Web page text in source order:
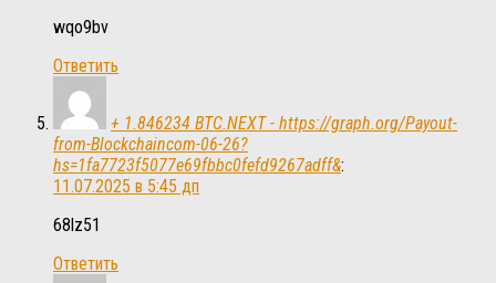
wqo9bv
Ответить
+ 1.846234 BTC.NEXT - https://graph.org/Payout-
from-Blockchaincom-06-26?
hs=1fa7723f5077e69fbbc0fefd9267adff&:
11.07.2025 в 5:45 дп
68lz51
Ответить